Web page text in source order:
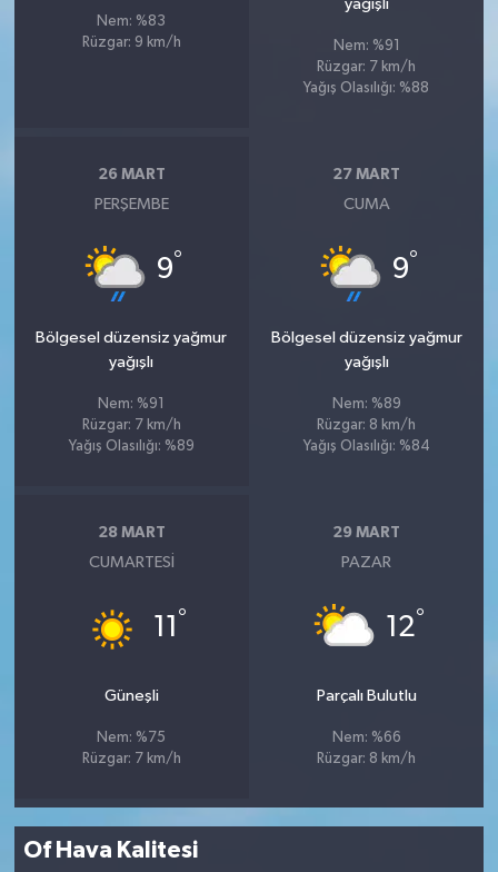
Nem: %83
Rüzgar: 9 km/h
yağışlı
Nem: %91
Rüzgar: 7 km/h
Yağış Olasılığı: %88
26 MART
PERŞEMBE
9°
Bölgesel düzensiz yağmur
yağışlı
Nem: %91
Rüzgar: 7 km/h
Yağış Olasılığı: %89
27 MART
CUMA
9°
Bölgesel düzensiz yağmur
yağışlı
Nem: %89
Rüzgar: 8 km/h
Yağış Olasılığı: %84
28 MART
CUMARTESI
11 °
Güneşli
Nem: %75
Rüzgar: 7 km/h
29 MART
PAZAR
12°
Parçalı Bulutlu
Nem: %66
Rüzgar: 8 km/h
Of Hava Kalitesi